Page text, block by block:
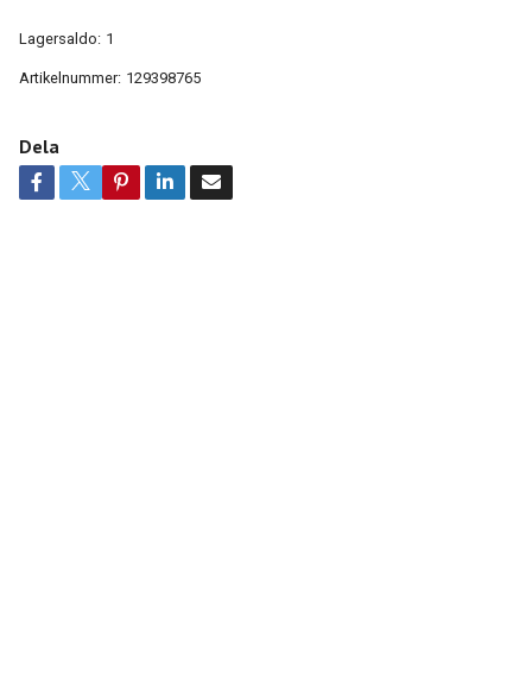
Lagersaldo: 1
Artikelnummer: 129398765
Dela